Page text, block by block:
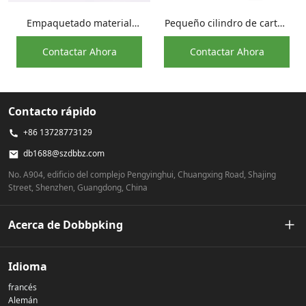
Empaquetado material
reciclable tamaño pequeño
al por mayor del tubo de
papel de la botella de
Contactar Ahora
Pequeño cilindro de cartón
Kraft, tarro de crema facial
anti-aceite, tubo de papel
de embalaje
Contactar Ahora
Contacto rápido
+86 13728773129
db1688@szdbbz.com
No. A904, edificio del complejo Pengyinghui, Chuangxing Road, Shajing
Street, Shenzhen, Guangdong, China
Acerca de Dobbpking
Nuestra historia
Política de privacidad
Idioma
francés
Alemán